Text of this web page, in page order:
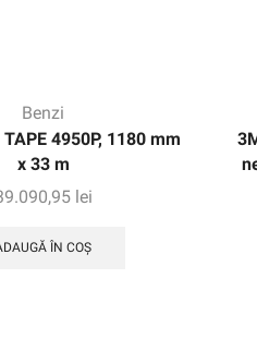
Benzi
4950P, 1180 mm
x 33 m
lei
ÎN COȘ